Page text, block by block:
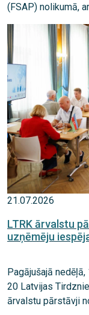
(FSAP) nolikumā,
21.07.2026
LTRK ārvalstu
uzņēmēju
Pagājušajā
20 Latvijas
ārvalstu pārstāvji